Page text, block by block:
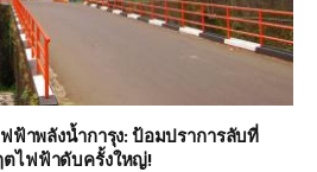
ฟฟ้าพลังน้ำการุง: ป้อมปราการลับที่
ตไฟฟ้าดับครั้งใหญ่!